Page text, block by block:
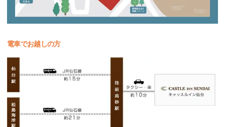
電車でお越しの方